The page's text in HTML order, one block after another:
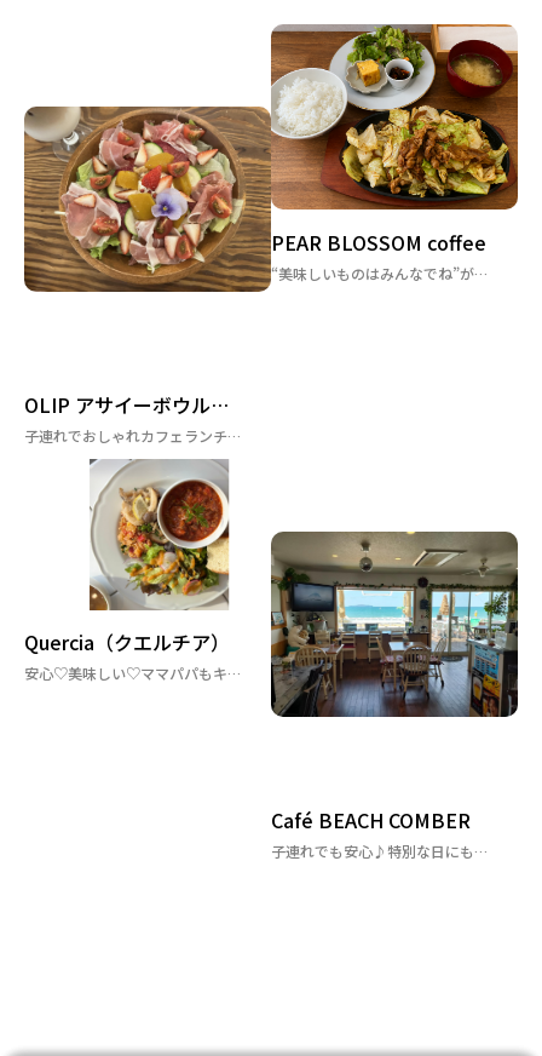
OLIP アサイーボウル＆サラダボウル 赤坂店
子連れでおしゃれカフェランチ♪キッズスペースありの『OLIP』
PEAR BLOSSOM coffee
“美味しいものはみんなでね”が合言葉♪あたたかい雰囲気の『PEAR BLOSSOM coffee』
Quercia（クエルチア）
安心♡美味しい♡ママパパもキッズも大満足♪糸島のカフェダイニング
Café BEACH COMBER
子連れでも安心♪特別な日にもおすすめのおしゃれカフェ